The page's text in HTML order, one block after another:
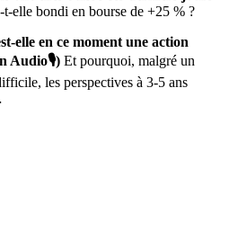
elle bondi en bourse de +25 % ?
elle en ce moment une action
Audio🎙) Et pourquoi, malgré un
les perspectives à 3-5 ans